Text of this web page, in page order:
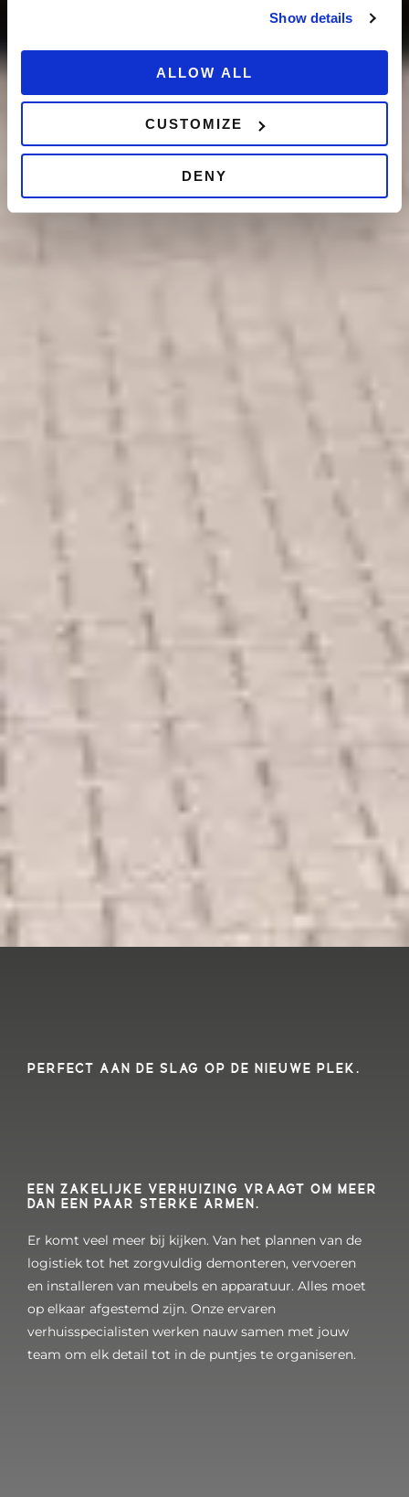
Show details
ALLOW ALL
CUSTOMIZE
DENY
PERFECT AAN DE SLAG OP DE NIEUWE PLEK.
EEN ZAKELIJKE VERHUIZING VRAAGT OM MEER
DAN EEN PAAR STERKE ARMEN.
Er komt veel meer bij kijken. Van het plannen van de
logistiek tot het zorgvuldig demonteren, vervoeren
en installeren van meubels en apparatuur. Alles moet
op elkaar afgestemd zijn. Onze ervaren
verhuisspecialisten werken nauw samen met jouw
team om elk detail tot in de puntjes te organiseren.